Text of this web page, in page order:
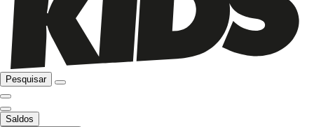
Pesquisar
Saldos